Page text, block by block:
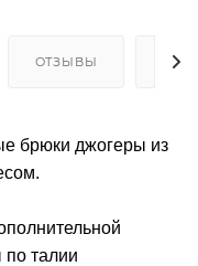
ОТЗЫВЫ
брюки джогеры из
талии